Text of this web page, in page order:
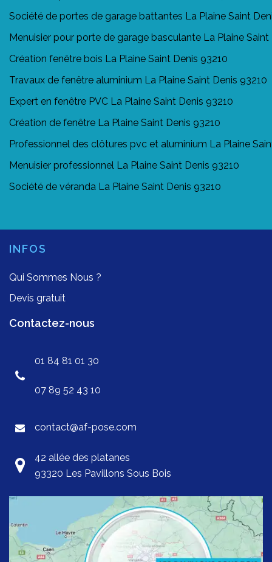
Société de portes de garage battantes La Plaine Saint
Menuisier pour porte de garage basculante La Plaine Saint
Création fenêtre bois La Plaine Saint Denis 93210
Travaux de fenêtre aluminium La Plaine Saint Denis 93210
Expert en fenêtre PVC La Plaine Saint Denis 93210
Création de fenêtre La Plaine Saint Denis 93210
Professionnel des clôtures pvc et aluminium La Plaine
Menuisier professionnel La Plaine Saint Denis 93210
Société de véranda La Plaine Saint Denis 93210
INFOS
Qui Sommes Nous ?
Devis gratuit
Contactez-nous
01 84 81 01 30
07 89 52 43 10
contact@af-pose.com
42 allée des platanes
93320 Les Pavillons Sous Bois